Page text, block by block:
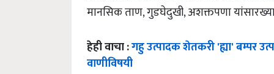
मानसिक ताण, गुडघेदुखी, अशक्तपणा
हेही वाचा :गहु उत्पादक शेतकरी 'ह्या' बम्पर
वाणीविषयी